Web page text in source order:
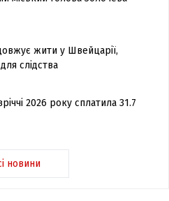
жити у Швейцарії,
слідства
2026 року сплатила 31.7
новини